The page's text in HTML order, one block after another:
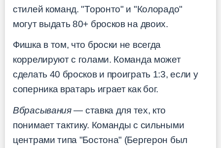
стилей команд. "Торонто" и "Колорадо"
могут выдать 80+ бросков на двоих.
Фишка в том, что броски не всегда
коррелируют с голами. Команда может
сделать 40 бросков и проиграть 1:3, если у
соперника вратарь играет как бог.
Вбрасывания— ставка для тех, кто
понимает тактику. Команды с сильными
центрами типа "Бостона" (Бергерон был